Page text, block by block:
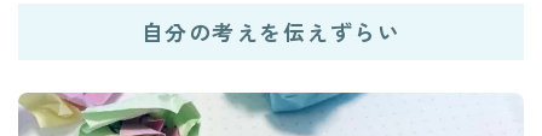
自分の考えを伝えずらい